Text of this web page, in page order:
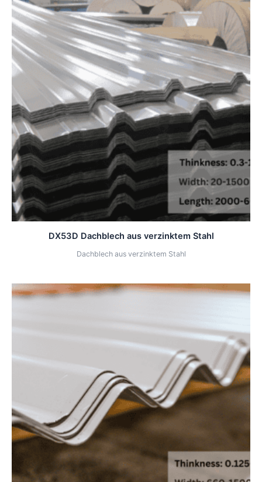
DX53D Dachblech aus verzinktem Stahl
Dachblech aus verzinktem Stahl